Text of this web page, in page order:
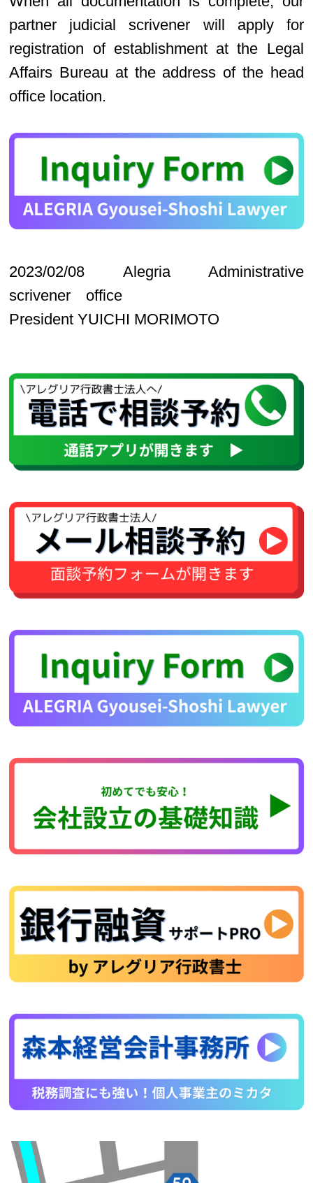
partner judicial scrivener will apply for
registration of establishment at the Legal
Affairs Bureau at the address of the head
office location.
2023/02/08 Alegria Administrative
scrivener office
President YUICHI MORIMOTO